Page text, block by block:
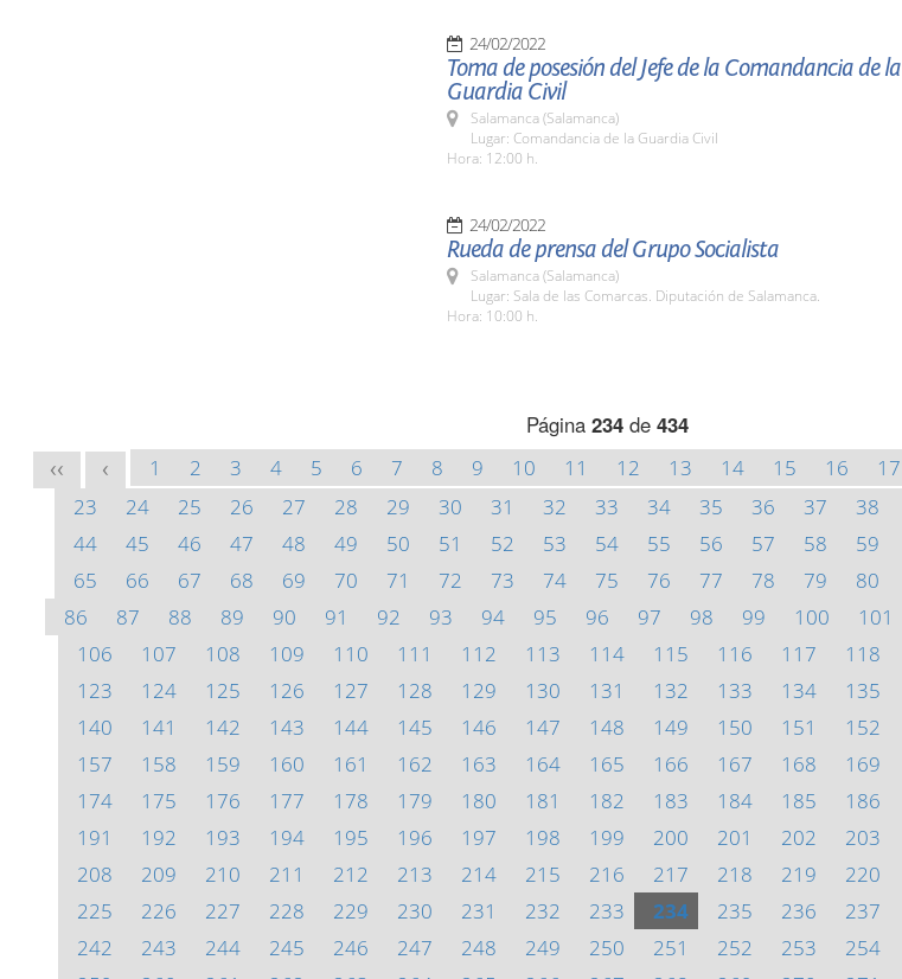
24/02/2022
Toma de posesión del Jefe de la Comandancia de la
Guardia Civil
Salamanca (Salamanca)
Lugar: Comandancia de la Guardia Civil
Hora: 12:00 h.
24/02/2022
Rueda de prensa del Grupo Socialista
Salamanca (Salamanca)
Lugar: Sala de las Comarcas. Diputación de Salamanca.
Hora: 10:00 h.
Página 234de 434
<< < 1 2 3 4 5 6 7 8 9 10 11 12 13 14 15 16 17
23
24 25 26 27 28 29 30 31 32 33 34 35 36 37 38
44
45 46 47 48 49 50 51 52 53 54 55 56 57 58 59
65
66 67 68 69 70 71 72 73 74 75 76 77 78 79 80
86
87 88 89 90 91 92 93 94 95 96 97 98 99 100 101
106
107 108 109 110 111 112 113 114 115 116 117 118
123
124 125 126 127 128 129 130 131 132 133 134 135
140
141 142 143 144 145 146 147 148 149 150 151 152
157
158 159 160 161 162 163 164 165 166 167 168 169
174
175 176 177 178 179 180 181 182 183 184 185 186
191
192 193 194 195 196 197 198 199 200 201 202 203
208
209 210 211 212 213 214 215 216 217 218 219 220
225
226 227 228 229 230 231 232 233 234 235 236 237
242
243 244 245 246 247 248 249 250 251 252 253 254